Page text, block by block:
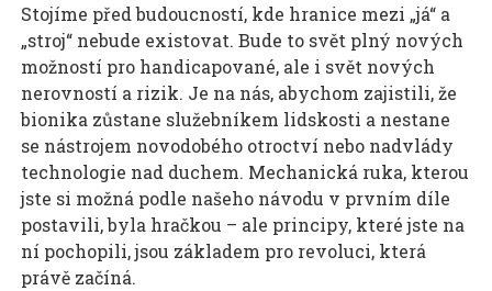
Stojíme před budoucností, kde hranice mezi „já“ a
„stroj“ nebude existovat. Bude to svět plný nových
možností pro handicapované, ale i svět nových
nerovností a rizik. Je na nás, abychom zajistili, že
bionika zůstane služebníkem lidskosti a nestane
se nástrojem novodobého otroctví nebo nadvlády
technologie nad duchem. Mechanická ruka, kterou
jste si možná podle našeho návodu v prvním díle
postavili, byla hračkou – ale principy, které jste na
ní pochopili, jsou základem pro revoluci, která
právě začíná.